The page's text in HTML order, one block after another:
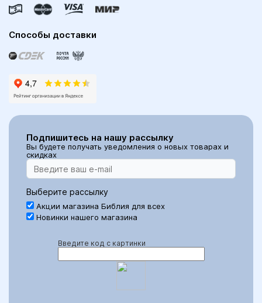
Способы доставки
Подпишитесь на нашу рассылку
Вы будете получать уведомления о новых товарах и
скидках
Выберите рассылку
Акции магазина Библия для всех
Новинки нашего магазина
Введите код с картинки